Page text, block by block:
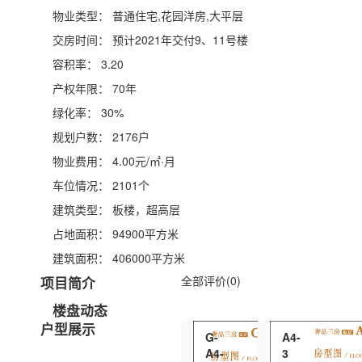
物业类型：
普通住宅,花园洋房,大平层
交房时间：
预计2021年交付9、11号楼
容积率：
3.20
产权年限：
70年
绿化率：
30%
规划户数：
2176户
物业费用：
4.00元/㎡·月
车位情况：
2101个
建筑类型：
板楼，超高层
占地面积：
94900平方米
建筑面积：
406000平方米
项目简介
楼盘动态
户型展示
G-
A4-
A4-
3
全部评价(0)